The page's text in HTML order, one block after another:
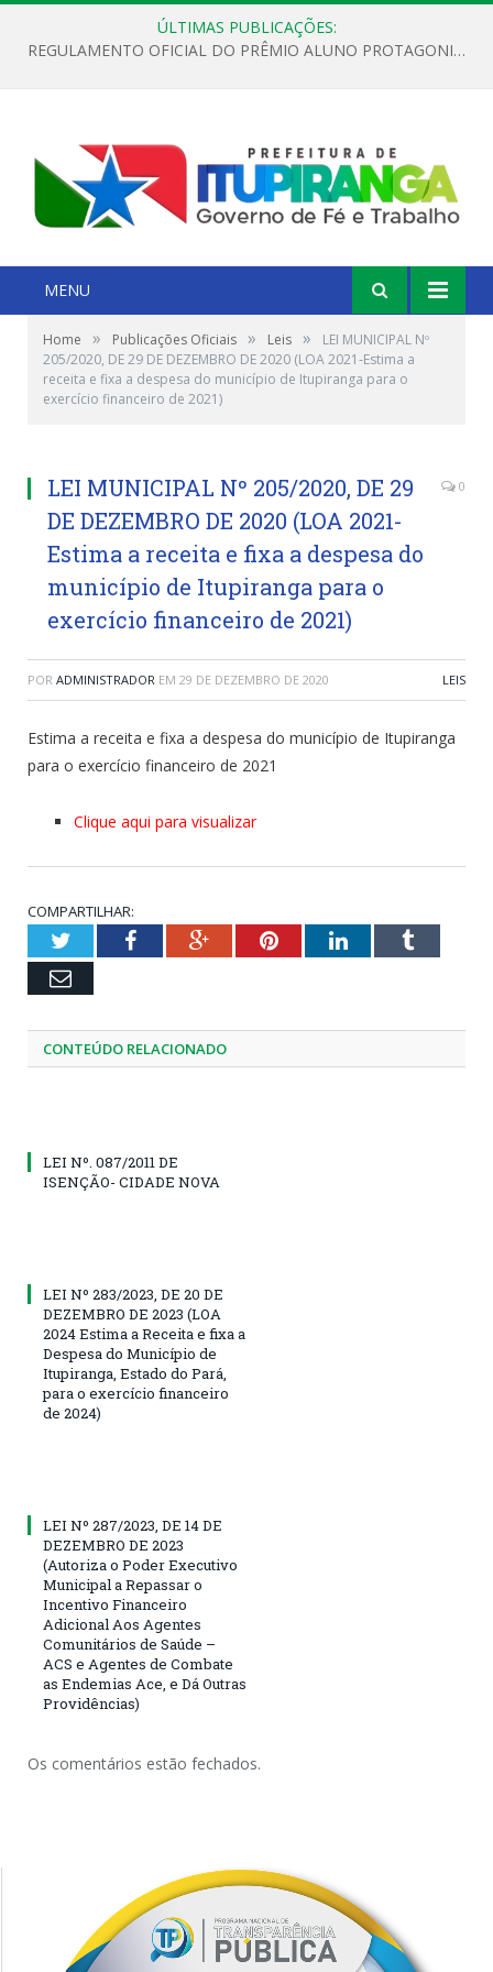
ÚLTIMAS PUBLICAÇÕES:
REGULAMENTO OFICIAL DO PRÊMIO ALUNO PROTAGONISTA – EDIÇÃO 2026
MENU
Home » Publicações Oficiais » Leis »
LEI MUNICIPAL Nº
205/2020, DE 29 DE DEZEMBRO DE 2020 (LOA 2021-Estima a
receita e fixa a despesa do município de Itupiranga para o
exercício financeiro de 2021)
LEI MUNICIPAL Nº 205/2020, DE 29
DE DEZEMBRO DE 2020 (LOA 2021-
Estima a receita e fixa a despesa do
município de Itupiranga para o
exercício financeiro de 2021)
0
POR ADMINISTRADOR EM 29 DE DEZEMBRO DE 2020 LEIS
Estima a receita e fixa a despesa do município de Itupiranga
para o exercício financeiro de 2021
Clique aqui para visualizar
COMPARTILHAR:
TwitterFacebookGoogle+PinterestLinkedInTumblr
Email
CONTEÚDO RELACIONADO
LEI Nº. 087/2011 DE
ISENÇÃO- CIDADE NOVA
LEI Nº 283/2023, DE 20 DE
DEZEMBRO DE 2023 (LOA
2024 Estima a Receita e fixa a
Despesa do Município de
Itupiranga, Estado do Pará,
para o exercício financeiro
de 2024)
LEI Nº 287/2023, DE 14 DE
DEZEMBRO DE 2023
(Autoriza o Poder Executivo
Municipal a Repassar o
Incentivo Financeiro
Adicional Aos Agentes
Comunitários de Saúde –
ACS e Agentes de Combate
as Endemias Ace, e Dá Outras
Providências)
Os comentários estão fechados.